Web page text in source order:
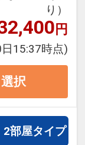
ます！！
朝食体験
式でお楽
り）
円
15:37時点)
選択
部屋タイプ